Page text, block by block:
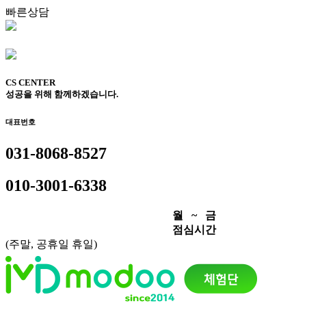
빠른상담
CS CENTER
성공을 위해 함께하겠습니다.
대표번호
031-8068-8527
010-3001-6338
월 ~ 금
점심시간
(주말, 공휴일 휴일)